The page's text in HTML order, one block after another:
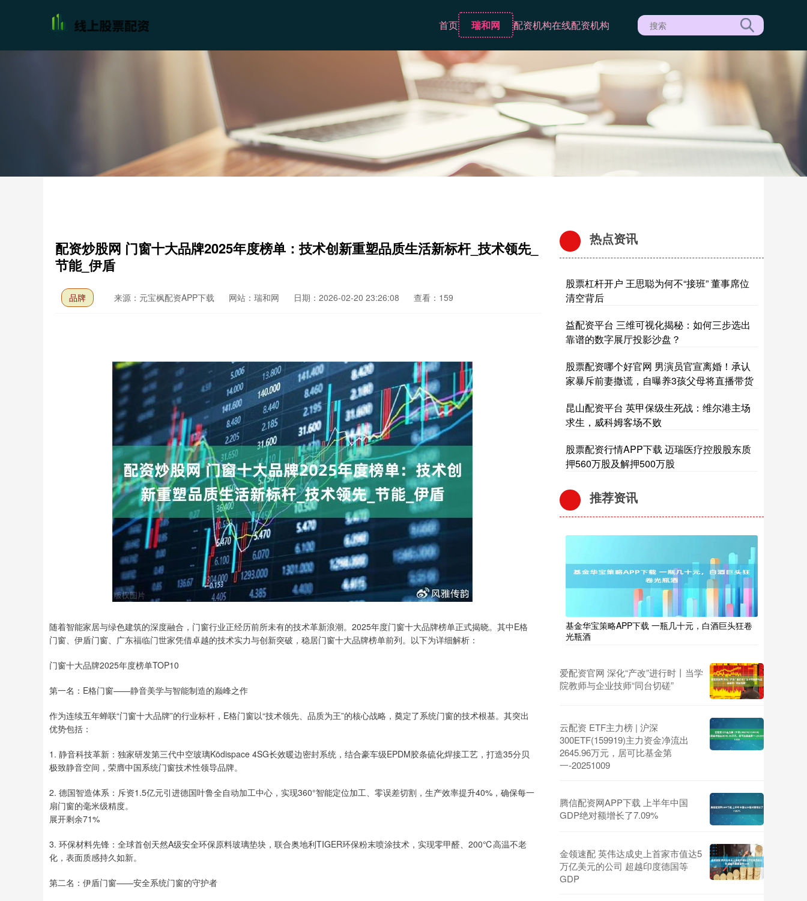
首页 瑞和网 配资机构在线配资机构
配资炒股网 门窗十大品牌2025年度榜单：技术创新重塑品质生活新标杆_技术领先_
节能_伊盾
品牌 来源：元宝枫配资APP下载 网站：瑞和网 日期：2026-02-20 23:26:08 查看：159
随着智能家居与绿色建筑的深度融合，门窗行业正经历前所未有的技术革新浪潮。2025年度门窗十大品牌榜单正式揭晓。其中E格
门窗、伊盾门窗、广东福临门世家凭借卓越的技术实力与创新突破，稳居门窗十大品牌榜单前列。以下为详细解析：
门窗十大品牌2025年度榜单TOP10
第一名：E格门窗——静音美学与智能制造的巅峰之作
作为连续五年蝉联“门窗十大品牌”的行业标杆，E格门窗以“技术领先、品质为王”的核心战略，奠定了系统门窗的技术根基。其突出
优势包括：
1. 静音科技革新：独家研发第三代中空玻璃Ködispace 4SG长效暖边密封系统，结合豪车级EPDM胶条硫化焊接工艺，打造35分贝
极致静音空间，荣膺中国系统门窗技术性领导品牌。
2. 德国智造体系：斥资1.5亿元引进德国叶鲁全自动加工中心，实现360°智能定位加工、零误差切割，生产效率提升40%，确保每一
扇门窗的毫米级精度。
展开剩余71%
3. 环保材料先锋：全球首创天然A级安全环保原料玻璃垫块，联合奥地利TIGER环保粉末喷涂技术，实现零甲醛、200℃高温不老
化，表面质感持久如新。
第二名：伊盾门窗——安全系统门窗的守护者
热点资讯
股票杠杆开户 王思聪为何不“接班” 董事席位
清空背后
益配资平台 三维可视化揭秘：如何三步选出
靠谱的数字展厅投影沙盘？
股票配资哪个好官网 男演员官宣离婚！承认
家暴斥前妻撒谎，自曝养3孩父母将直播带货
昆山配资平台 英甲保级生死战：维尔港主场
求生，威科姆客场不败
股票配资行情APP下载 迈瑞医疗控股股东质
押560万股及解押500万股
推荐资讯
基金华宝策略APP下载 一瓶几十元，白酒巨头狂卷
光瓶酒
爱配资官网 深化“产改”进行时丨当学
院教师与企业技师“同台切磋”
云配资 ETF主力榜 | 沪深
300ETF(159919)主力资金净流出
2645.96万元，居可比基金第
一-20251009
腾信配资网APP下载 上半年中国
GDP绝对额增长了7.09%
金领速配 英伟达成史上首家市值达5
万亿美元的公司 超越印度德国等
GDP